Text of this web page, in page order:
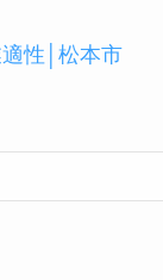
性│松本市